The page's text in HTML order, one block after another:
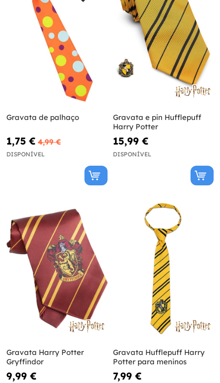
Gravata de palhaço
1,75 € 4,99 €
DISPONÍVEL
Gravata e pin Hufflepuff
Harry Potter
15,99 €
DISPONÍVEL
Gravata Harry Potter
Gryffindor
9,99 €
Gravata Hufflepuff Harry
Potter para meninos
7,99 €